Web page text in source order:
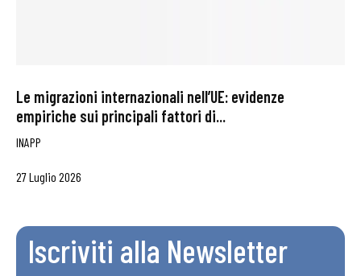
Le migrazioni internazionali nell’UE: evidenze
empiriche sui principali fattori di...
INAPP
27 Luglio 2026
Iscriviti alla Newsletter